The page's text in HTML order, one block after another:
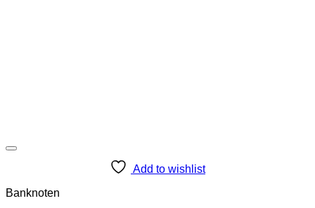
Add to wishlist
Banknoten